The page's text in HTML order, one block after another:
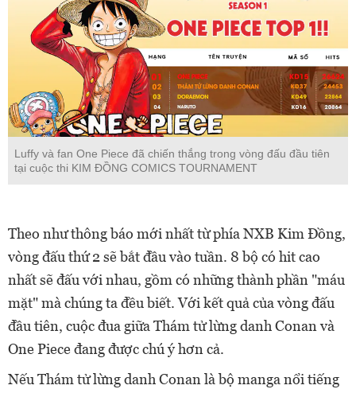
Luffy và fan One Piece đã chiến thắng trong vòng đấu đầu tiên
tại cuộc thi KIM ĐỒNG COMICS TOURNAMENT
Theo như thông báo mới nhất từ phía NXB Kim Đồng,
vòng đấu thứ 2 sẽ bắt đầu vào tuần. 8 bộ có hit cao
nhất sẽ đấu với nhau, gồm có những thành phần "máu
mặt" mà chúng ta đều biết. Với kết quả của vòng đấu
đầu tiên, cuộc đua giữa Thám tử lừng danh Conan và
One Piece đang được chú ý hơn cả.
Nếu Thám tử lừng danh Conan là bộ manga nổi tiếng